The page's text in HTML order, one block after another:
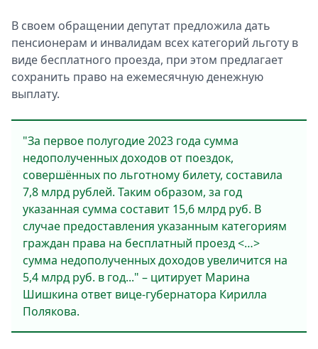
В своем обращении депутат предложила дать
пенсионерам и инвалидам всех категорий льготу в
виде бесплатного проезда, при этом предлагает
сохранить право на ежемесячную денежную
выплату.
"За первое полугодие 2023 года сумма
недополученных доходов от поездок,
совершённых по льготному билету, составила
7,8 млрд рублей. Таким образом, за год
указанная сумма составит 15,6 млрд руб. В
случае предоставления указанным категориям
граждан права на бесплатный проезд <…>
сумма недополученных доходов увеличится на
5,4 млрд руб. в год..." – цитирует Марина
Шишкина ответ вице-губернатора Кирилла
Полякова.